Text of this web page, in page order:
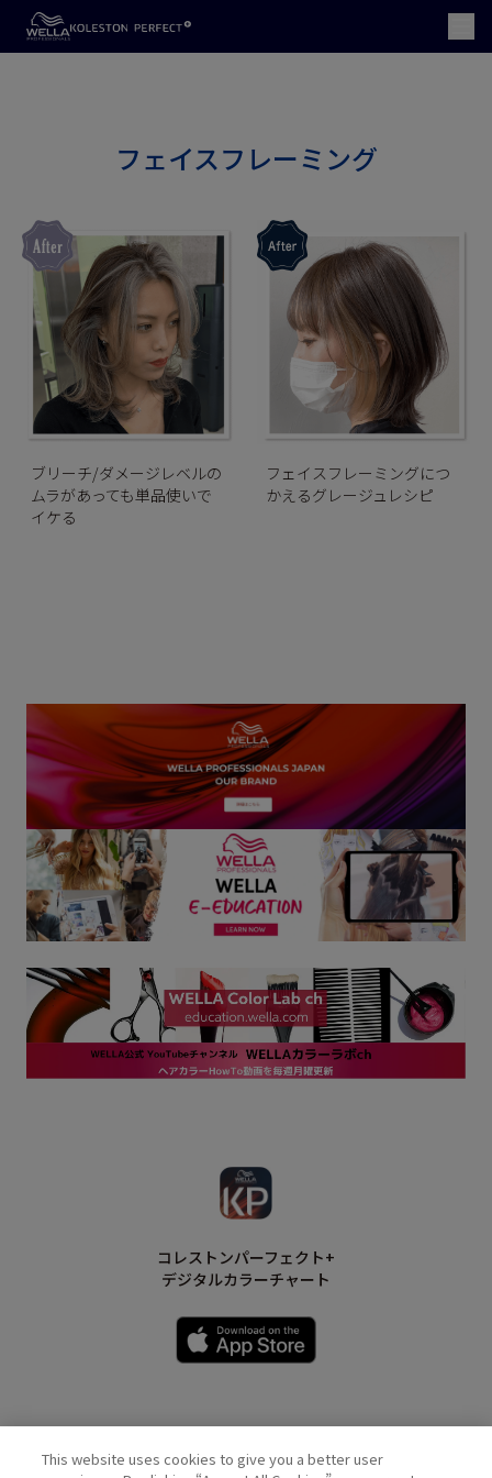
フェイスフレーミング
ブリーチ/ダメージレベルの
ムラがあっても単品使いで
イケる
フェイスフレーミングにつ
かえるグレージュレシピ
コレストンパーフェクト+
デジタルカラーチャート
Wella Official Account
This website uses cookies to give you a better user